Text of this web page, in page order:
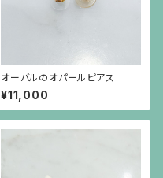
オーバルのオパールピアス
¥11,000